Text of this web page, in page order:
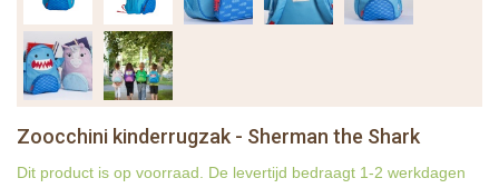
Zoocchini kinderrugzak - Sherman the Shark
Dit product is op voorraad. De levertijd bedraagt 1-2 werkdagen